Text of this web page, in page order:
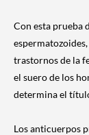
Con esta prueba
trastornos de la
el suero de los
determina el
Los anticuerpos